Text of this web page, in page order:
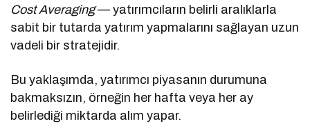
Cost Averaging— yatırımcıların belirli aralıklarla
sabit bir tutarda yatırım yapmalarını sağlayan uzun
vadeli bir stratejidir.
Bu yaklaşımda, yatırımcı piyasanın durumuna
bakmaksızın, örneğin her hafta veya her ay
belirlediği miktarda alım yapar.